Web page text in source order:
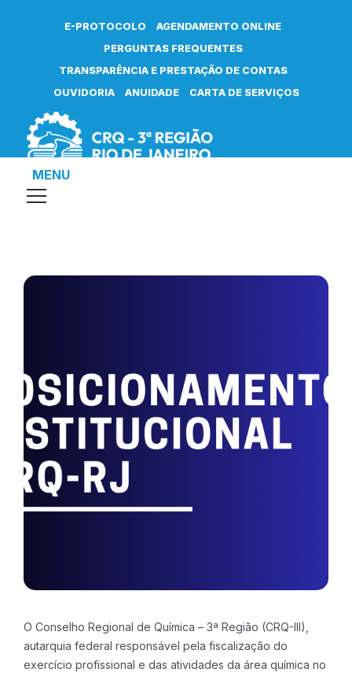
E-PROTOCOLO
AGENDAMENTO ONLINE
PERGUNTAS FREQUENTES
TRANSPARÊNCIA E PRESTAÇÃO DE CONTAS
OUVIDORIA
ANUIDADE CARTA DE SERVIÇOS
MENU
O Conselho Regional de Química – 3ª Região (CRQ-III),
autarquia federal responsável pela fiscalização do
exercício profissional e das atividades da área química no